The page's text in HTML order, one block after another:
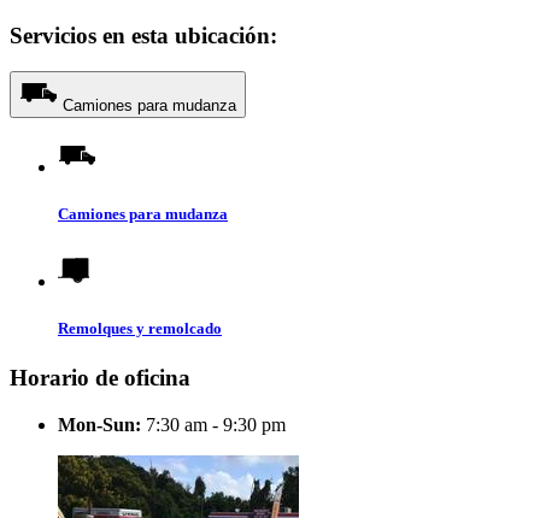
Servicios en esta ubicación:
Camiones para mudanza
Camiones para mudanza
Remolques y remolcado
Horario de oficina
Mon-Sun: 7:30 am - 9:30 pm